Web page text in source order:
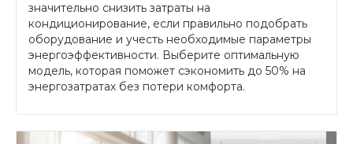
значительно снизить затраты на
кондиционирование, если правильно подобрать
оборудование и учесть необходимые параметры
энергоэффективности. Выберите оптимальную
модель, которая поможет сэкономить до 50% на
энергозатратах без потери комфорта.